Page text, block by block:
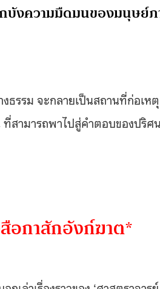
บังความมืดมนของมนุษย์
ธรรม จะกลายเป็นสถานที่ก่อเหตุ
สามารถพาไปสู่คำตอบของปริศ
อกาสักอังก์ฆาต*